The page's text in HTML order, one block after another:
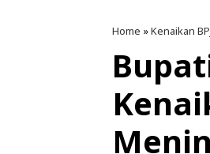
Home »Kenaikan